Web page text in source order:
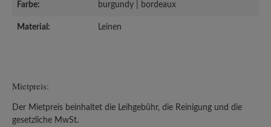
Farbe: burgundy | bordeaux
Material: Leinen
Mietpreis:
Der Mietpreis beinhaltet die Leihgebühr, die Reinigung und die
gesetzliche MwSt.